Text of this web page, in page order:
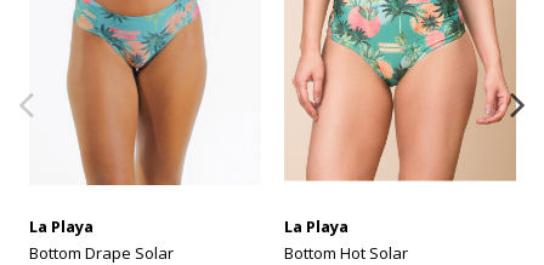
La Playa
Bottom Drape Solar
La Playa
Bottom Hot Solar